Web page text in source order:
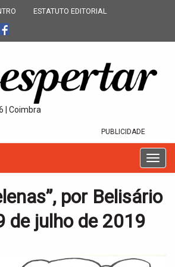
ESTATUTO EDITORIAL
| Coimbra
PUBLICIDADE
T
o
g
por Belisário
de julho de 2019